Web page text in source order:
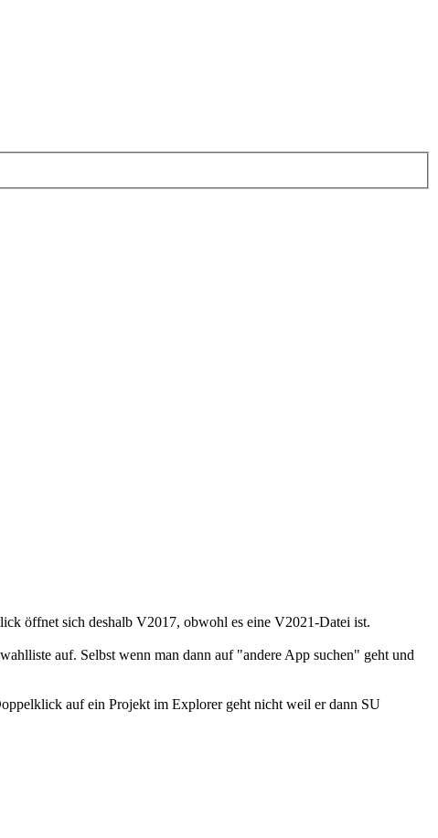
öffnet sich deshalb V2017, obwohl es eine V2021-Datei ist.
auf. Selbst wenn man dann auf "andere App suchen" geht und
auf ein Projekt im Explorer geht nicht weil er dann SU